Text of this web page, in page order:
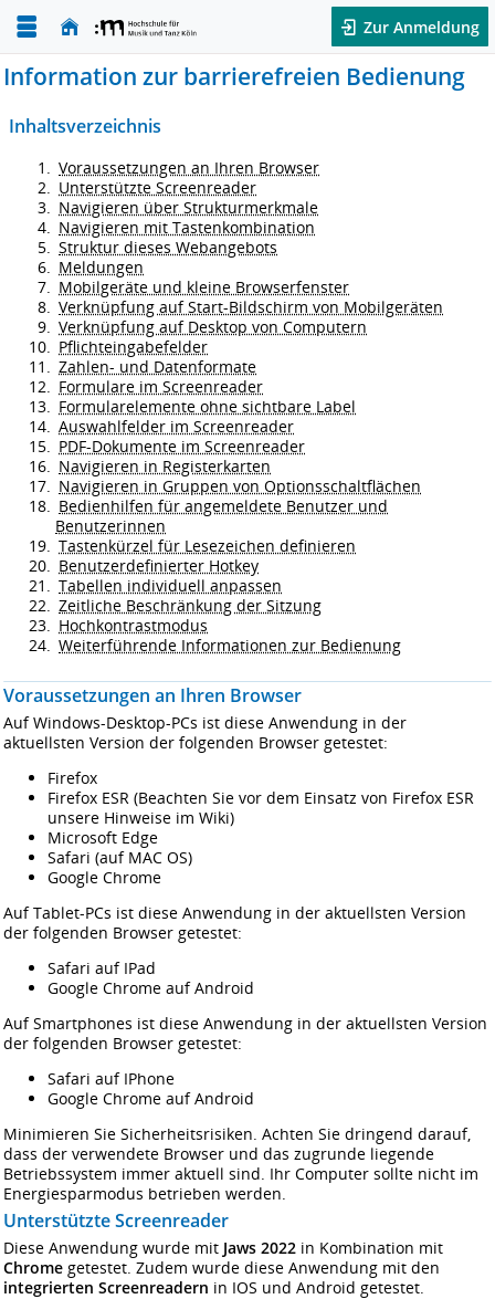
Zur Anmeldung
Information zur barrierefreien Bedienung
Inhaltsverzeichnis
Voraussetzungen an Ihren Browser
Unterstützte Screenreader
Navigieren über Strukturmerkmale
Navigieren mit Tastenkombination
Struktur dieses Webangebots
Meldungen
Mobilgeräte und kleine Browserfenster
Verknüpfung auf Start-Bildschirm von Mobilgeräten
Verknüpfung auf Desktop von Computern
Pflichteingabefelder
Zahlen- und Datenformate
Formulare im Screenreader
Formularelemente ohne sichtbare Label
Auswahlfelder im Screenreader
PDF-Dokumente im Screenreader
Navigieren in Registerkarten
Navigieren in Gruppen von Optionsschaltflächen
Bedienhilfen für angemeldete Benutzer und
Benutzerinnen
Tastenkürzel für Lesezeichen definieren
Benutzerdefinierter Hotkey
Tabellen individuell anpassen
Zeitliche Beschränkung der Sitzung
Hochkontrastmodus
Weiterführende Informationen zur Bedienung
Voraussetzungen an Ihren Browser
Auf Windows-Desktop-PCs ist diese Anwendung in der
aktuellsten Version der folgenden Browser getestet:
Firefox
Firefox ESR (Beachten Sie vor dem Einsatz von Firefox ESR
unsere Hinweise im Wiki)
Microsoft Edge
Safari (auf MAC OS)
Google Chrome
Auf Tablet-PCs ist diese Anwendung in der aktuellsten Version
der folgenden Browser getestet:
Safari auf IPad
Google Chrome auf Android
Auf Smartphones ist diese Anwendung in der aktuellsten Version
der folgenden Browser getestet:
Safari auf IPhone
Google Chrome auf Android
Minimieren Sie Sicherheitsrisiken. Achten Sie dringend darauf,
dass der verwendete Browser und das zugrunde liegende
Betriebssystem immer aktuell sind. Ihr Computer sollte nicht im
Energiesparmodus betrieben werden.
Unterstützte Screenreader
Diese Anwendung wurde mit Jaws 2022 in Kombination mit
Chrome getestet. Zudem wurde diese Anwendung mit den
integrierten Screenreadern in IOS und Android getestet.